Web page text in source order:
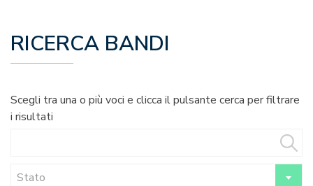
RICERCA BANDI
Scegli tra una o più voci e clicca il pulsante cerca per filtrare
i risultati
Stato